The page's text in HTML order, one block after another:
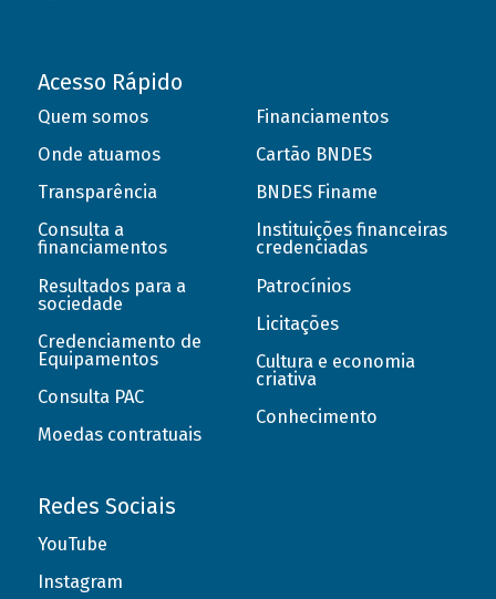
Acesso Rápido
Quem somos
Onde atuamos
Transparência
Consulta a
financiamentos
Resultados para a
sociedade
Credenciamento de
Equipamentos
Consulta PAC
Moedas contratuais
Financiamentos
Cartão BNDES
BNDES Finame
Instituições financeiras
credenciadas
Patrocínios
Licitações
Cultura e economia
criativa
Conhecimento
Redes Sociais
YouTube
Instagram